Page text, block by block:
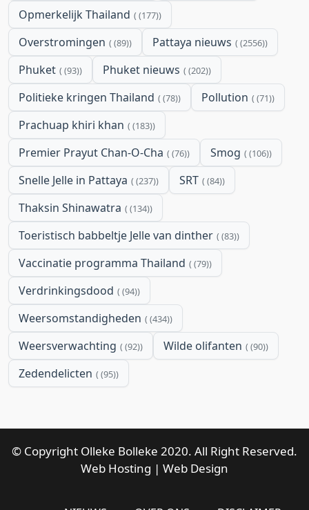
Opmerkelijk Thailand (177)
Overstromingen (89) Pattaya nieuws (2556)
Phuket (93) Phuket nieuws (202)
Politieke kringen Thailand (78) Pollution (71)
Prachuap khiri khan (183)
Premier Prayut Chan-O-Cha (76) Smog (106)
Snelle Jelle in Pattaya (237) SRT (84)
Thaksin Shinawatra (134)
Toeristisch babbeltje Jelle van dinther (83)
Vaccinatie programma Thailand (79)
Verdrinkingsdood (94)
Weersomstandigheden (434)
Weersverwachting (92) Wilde olifanten (90)
Zedendelicten (95)
© Copyright Olleke Bolleke 2020. All Right Reserved.
Web Hosting | Web Design